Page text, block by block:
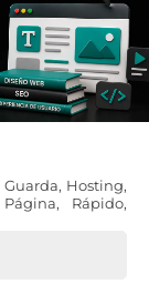
Guarda, Hosting,
Página, Rápido,